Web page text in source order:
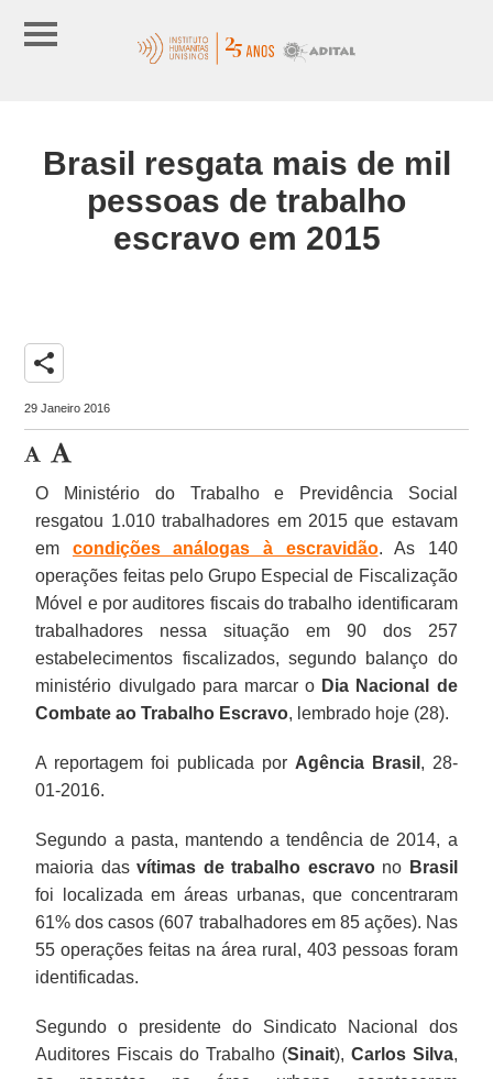
Brasil resgata mais de mil
pessoas de trabalho
escravo em 2015
share
29 Janeiro 2016
O Ministério do Trabalho e Previdência Social
resgatou 1.010 trabalhadores em 2015 que estavam
em condições análogas à escravidão. As 140
operações feitas pelo Grupo Especial de Fiscalização
Móvel e por auditores fiscais do trabalho identificaram
trabalhadores nessa situação em 90 dos 257
estabelecimentos fiscalizados, segundo balanço do
ministério divulgado para marcar o Dia Nacional de
Combate ao Trabalho Escravo, lembrado hoje (28).
A reportagem foi publicada por Agência Brasil , 28-
01-2016.
Segundo a pasta, mantendo a tendência de 2014, a
maioria dasvítimas de trabalho escravono Brasil
foi localizada em áreas urbanas, que concentraram
61% dos casos (607 trabalhadores em 85 ações). Nas
55 operações feitas na área rural, 403 pessoas foram
identificadas.
Segundo o presidente do Sindicato Nacional dos
Auditores Fiscais do Trabalho (Sinait), Carlos Silva,